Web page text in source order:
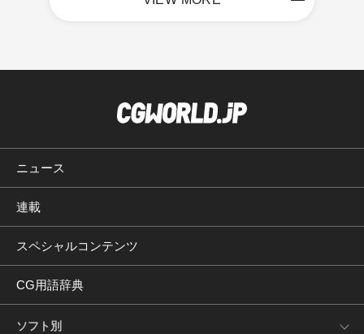
ニュース
連載
スペシャルコンテンツ
CG用語辞典
ソフト別